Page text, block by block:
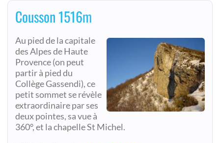
Cousson 1516m
Au pied de la capitale
des Alpes de Haute
Provence (on peut
partir à pied du
Collège Gassendi), ce
petit sommet se révèle
extraordinaire par ses
deux pointes, sa vue à
360°, et la chapelle St Michel.